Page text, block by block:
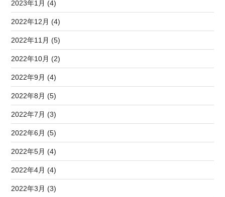
2023年1月 (4)
2022年12月 (4)
2022年11月 (5)
2022年10月 (2)
2022年9月 (4)
2022年8月 (5)
2022年7月 (3)
2022年6月 (5)
2022年5月 (4)
2022年4月 (4)
2022年3月 (3)